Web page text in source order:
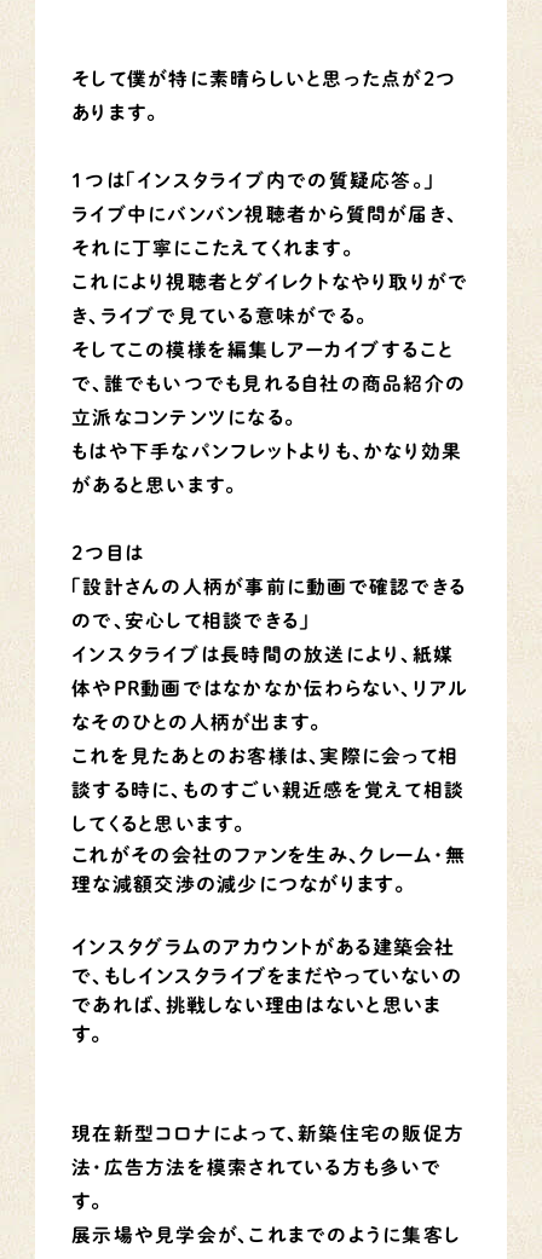
そして僕が特に素晴らしいと思った点が2つ
あります。
１つは 「インスタライブ内での質疑応答。」
ライブ中にバンバン視聴者から質問が届き、
それに丁寧にこたえてくれます。
これにより視聴者とダイレクトなやり取りがで
き、ライブで見ている意味がでる。
そしてこの模様を編集しアーカイブすること
で、誰でもいつでも見れる自社の商品紹介の
立派なコンテンツになる。
もはや下手なパンフレットよりも、かなり効果
があると思います。
２つ目は
「設計さんの人柄が事前に動画で確認できる
ので、安心して相談できる」
インスタライブは長時間の放送により、紙媒
体やPR動画ではなかなか伝わらない、リアル
なそのひとの人柄が出ます。
これを見たあとのお客様は、実際に会って相
談する時に、ものすごい親近感を覚えて相談
してくると思います。
これがその会社のファンを生み、クレーム・無
理な減額交渉の減少につながります。
インスタグラムのアカウントがある建築会社
で、もしインスタライブをまだやっていないの
であれば、挑戦しない理由はないと思いま
す。
現在新型コロナによって、新築住宅の販促方
法・広告方法を模索されている方も多いで
す。
展示場や見学会が、これまでのように集客し